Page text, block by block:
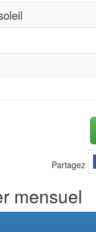
Partagez
mensuel